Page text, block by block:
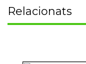
Relacionats